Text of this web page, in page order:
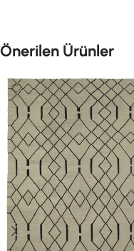
Önerilen Ürünler